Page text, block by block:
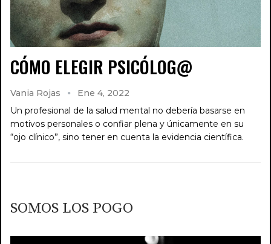
CÓMO ELEGIR PSICÓLOG@
Vania Rojas
Ene 4, 2022
Un profesional de la salud mental no debería basarse en
motivos personales o confiar plena y únicamente en su
“ojo clínico”, sino tener en cuenta la evidencia científica.
SOMOS LOS POGO